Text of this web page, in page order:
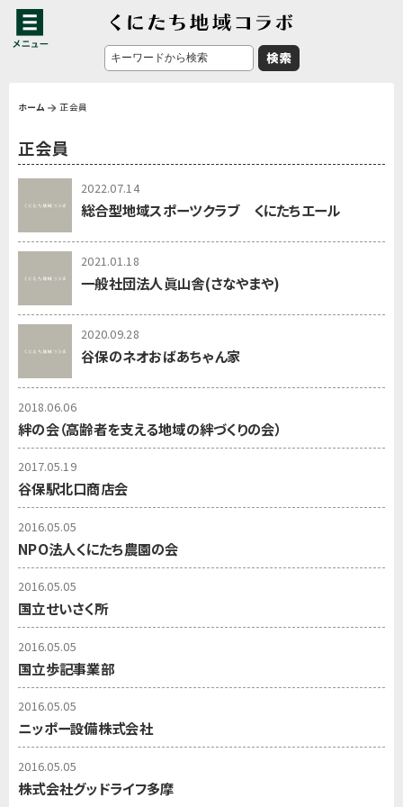
ホーム 正会員
正会員
2022.07.14
総合型地域スポーツクラブ くにたちエール
2021.01.18
一般社団法人眞山舎(さなやまや)
2020.09.28
谷保のネオおばあちゃん家
2018.06.06
絆の会（高齢者を支える地域の絆づくりの会）
2017.05.19
谷保駅北口商店会
2016.05.05
NPO法人くにたち農園の会
2016.05.05
国立せいさく所
2016.05.05
国立歩記事業部
2016.05.05
ニッポー設備株式会社
2016.05.05
株式会社グッドライフ多摩